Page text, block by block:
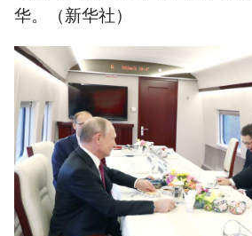
华。（新华社）